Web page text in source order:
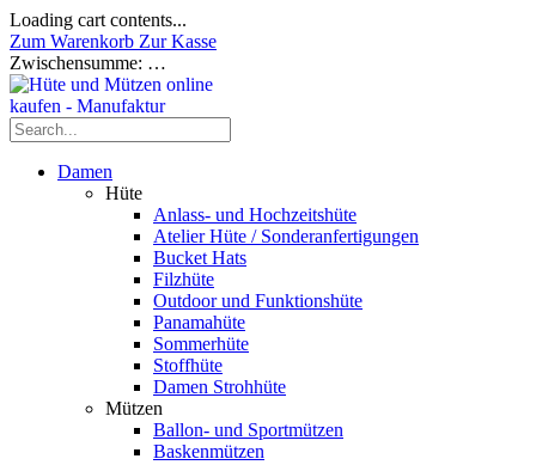
Loading cart contents...
Zum Warenkorb Zur Kasse
Zwischensumme: …
Damen
Hüte
Anlass- und Hochzeitshüte
Atelier Hüte / Sonderanfertigungen
Bucket Hats
Filzhüte
Outdoor und Funktionshüte
Panamahüte
Sommerhüte
Stoffhüte
Damen Strohhüte
Mützen
Ballon- und Sportmützen
Baskenmützen